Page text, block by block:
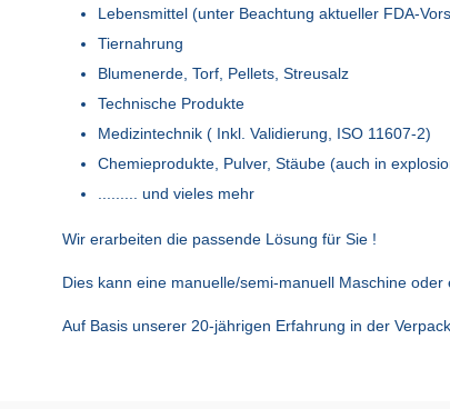
Lebensmittel (unter Beachtung aktueller FDA-
Tiernahrung
Blumenerde, Torf, Pellets, Streusalz
Technische Produkte
Medizintechnik ( Inkl. Validierung, ISO 11607-2)
Chemieprodukte, Pulver, Stäube (auch in
......... und vieles mehr
Wir erarbeiten die passende Lösung für Sie !
Dies kann eine manuelle/semi-manuell Maschine oder
Auf Basis unserer 20-jährigen Erfahrung in der